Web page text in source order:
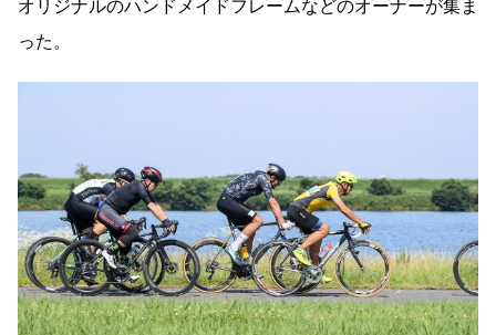
オリジナルのハンドメイドフレームなどのオーナーが集ま
った。